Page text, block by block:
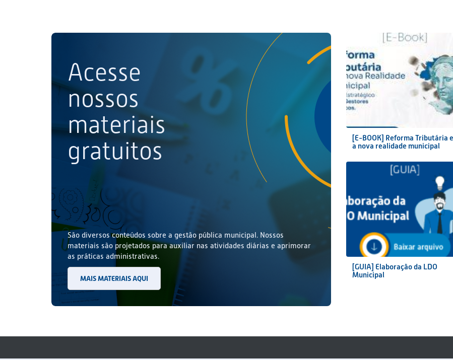
Acesse
nossos
materiais
gratuitos
São diversos conteúdos sobre a gestão pública municipal. Nossos
materiais são projetados para auxiliar nas atividades diárias e aprimorar
as práticas administrativas.
MAIS MATERIAIS AQUI
[E-BOOK] Reforma Tributária e
a nova realidade municipal
[GUIA] Elaboração da LDO
Municipal